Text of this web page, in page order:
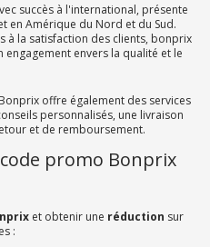
succès à l'international, présente
en Amérique du Nord et du Sud.
à la satisfaction des clients, bonprix
envers la qualité et le
offre également des services
personnalisés, une livraison
et de remboursement.
promo Bonprix
et obtenir une réduction sur
: